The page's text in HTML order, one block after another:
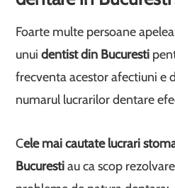
Foarte multe persoane
unuidentist din Bucuresti
frecventa acestor afectiuni e
numarul lucrarilor dentare
Cele mai cautate lucrari
Bucurestiau ca scop